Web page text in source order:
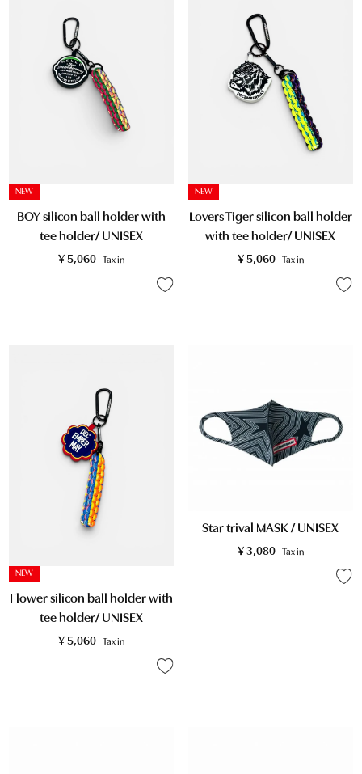
NEW
BOY silicon ball holder with
tee holder/ UNISEX
¥ 5,060 Tax in
NEW
Lovers Tiger silicon ball holder
with tee holder/ UNISEX
¥ 5,060 Tax in
NEW
Flower silicon ball holder with
tee holder/ UNISEX
¥ 5,060 Tax in
Star trival MASK / UNISEX
¥ 3,080 Tax in